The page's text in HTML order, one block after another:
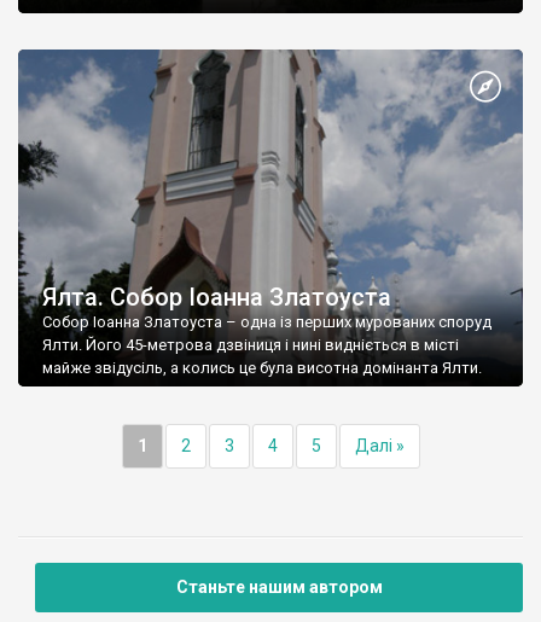
Ялта. Собор Іоанна Златоуста
Собор Іоанна Златоуста – одна із перших мурованих споруд
Ялти. Його 45-метрова дзвіниця і нині видніється в місті
майже звідусіль, а колись це була висотна домінанта Ялти.
1 2 3 4 5 Далі »
Станьте нашим автором